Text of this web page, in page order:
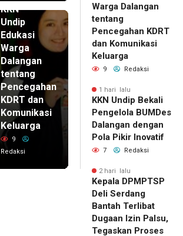
KKN
Undip
Edukasi
Warga
Dalangan
tentang
Pencegahan
KDRT dan
Komunikasi
Keluarga
9
Redaksi
Warga Dalangan
tentang
Pencegahan KDRT
dan Komunikasi
Keluarga
9 Redaksi
1 hari lalu
KKN Undip Bekali
Pengelola BUMDes
Dalangan dengan
Pola Pikir Inovatif
7 Redaksi
2 hari lalu
Kepala DPMPTSP
Deli Serdang
Bantah Terlibat
Dugaan Izin Palsu,
Tegaskan Proses